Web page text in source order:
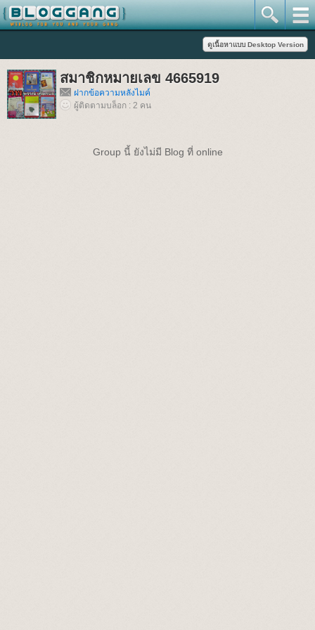
สมาชิกหมายเลข 4665919
ฝากข้อความหลังไมค์
ผู้ติดตามบล็อก : 2 คน
Group นี้ ยังไม่มี Blog ที่ online